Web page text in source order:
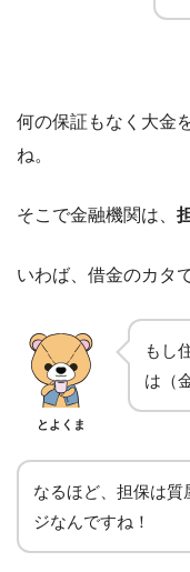
何の保証もなく大金
ね。
そこで金融機関は、
いわば、借金のカタ
とよくま
もし
は（
なるほど、担保は質
ジなんですね！